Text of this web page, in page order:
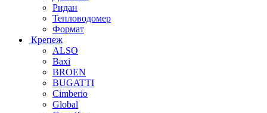
Ридан
Тепловодомер
Формат
Крепеж
ALSO
Baxi
BROEN
BUGATTI
Cimberio
Global